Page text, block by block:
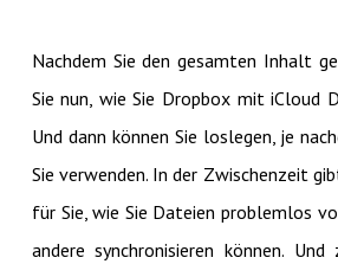
Nachdem Sie den gesamten Inhalt
Sie nun, wie Sie Dropbox mit iCloud
Und dann können Sie loslegen, je
Sie verwenden. In der Zwischenzeit
für Sie, wie Sie Dateien problemlos
andere synchronisieren können.